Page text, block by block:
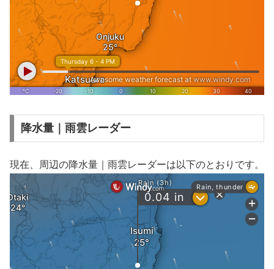
降水量｜雨雲レーダー
現在、周辺の降水量｜雨雲レーダーは以下のとおりです。